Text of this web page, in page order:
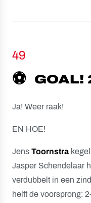
⚽️ GOAL!
49
Ja! Weer raak!
EN HOE!
Jens Toornstra
Jasper Schendelaar
verdubbelt in een
helft de voorsprong: